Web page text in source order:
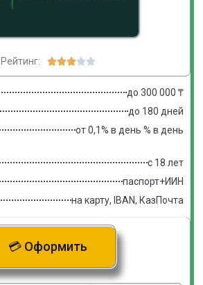
Рейтинг: 
до 300 000 ₸
до 180 дней
от 0,1% в день % в день
с 18 лет
паспорт+ИИН
на карту, IBAN, КазПочта
💳 Оформить